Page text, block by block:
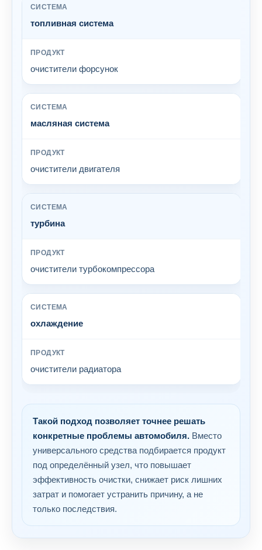
топливная система
очистители форсунок
масляная система
очистители двигателя
турбина
очистители турбокомпрессора
охлаждение
очистители радиатора
Такой подход позволяет точнее решать
конкретные проблемы автомобиля. Вместо
универсального средства подбирается продукт
под определённый узел, что повышает
эффективность очистки, снижает риск лишних
затрат и помогает устранить причину, а не
только последствия.